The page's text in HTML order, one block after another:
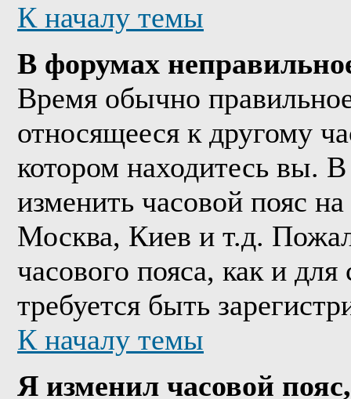
К началу темы
В форумах
Время обычно
относящееся к другому
котором находитесь вы.
изменить часовой пояс
Москва, Киев и т.д.
часового пояса, как и
требуется быть
К началу темы
Я изменил часовой